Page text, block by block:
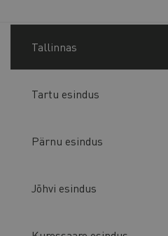
Tallinnas
Tartu esindus
Pärnu esindus
Jõhvi esindus